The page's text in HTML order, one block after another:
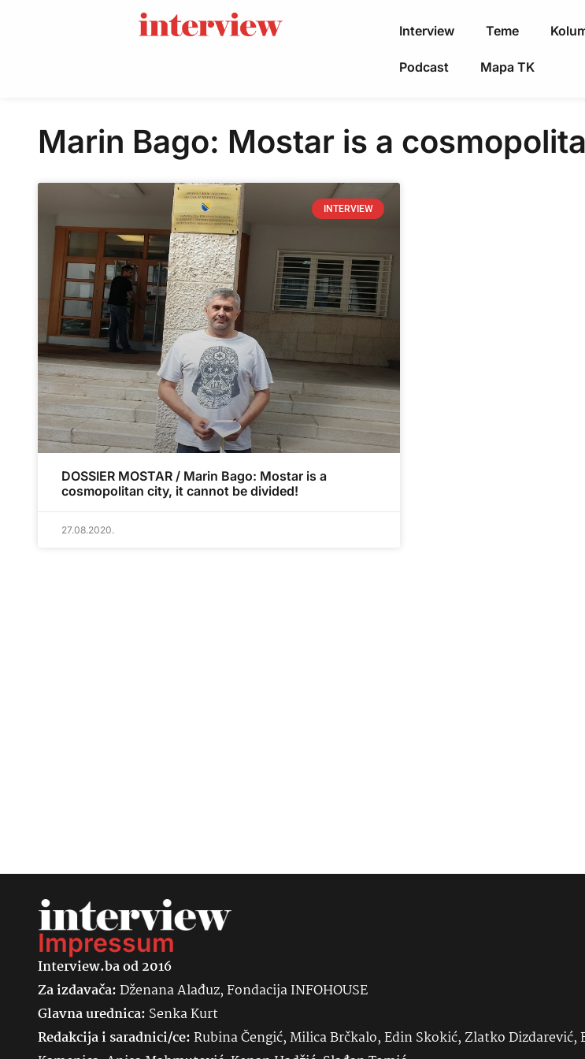
Interview Teme
Podcast Mapa TK
Marin Bago: Mostar is a
INTERVIEW
DOSSIER MOSTAR / Marin Bago: Mostar is a
cosmopolitan city, it cannot be divided!
27.08.2020.
Impressum
Interview.ba od 2016
Za izdavača:Dženana Alađuz, Fondacija INFOHOUSE
Glavna urednica: SenkaKurt
Redakcija i saradnici/ce:Rubina Čengić, Milica Brčkalo, Edin Skokić, Zlatko Dizdarević,